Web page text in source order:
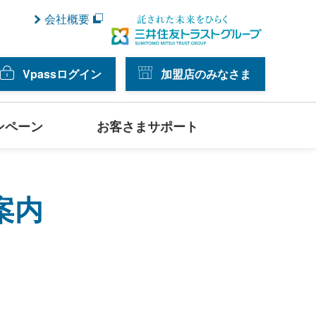
会社概要
Vpassログイン 加盟店のみなさま
ペーン お客さまサポート
内